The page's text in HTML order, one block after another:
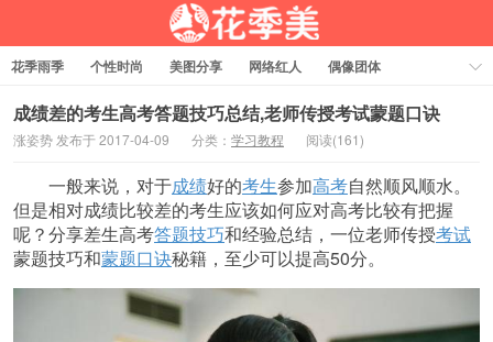
花季雨季 个性时尚 美图分享 网络红人
偶像团体
福利资源
热门排行
成绩差的考生高考答题技巧总结,老师传授考试蒙题口诀
涨姿势 发布于 2017-04-09 分类： 学习教程 阅读(161)
一般来说，对于成绩好的考生参加高考自然顺风顺水。
但是相对成绩比较差的考生应该如何应对高考比较有把握
呢？分享差生高考答题技巧和经验总结，一位老师传授考试
蒙题技巧和蒙题口诀秘籍，至少可以提高50分。